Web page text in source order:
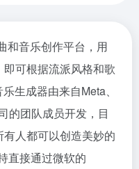
和音乐创作平台，用
可根据流派风格和歌
生成器由来自Meta、
的团队成员开发，目
人都可以创造美妙的
直接通过微软的